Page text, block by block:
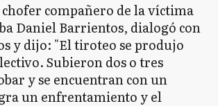
compañero de la víctima
Daniel Barrientos, dialogó con
y dijo: "El tiroteo se produjo
Subieron dos o tres
y se encuentran con un
un enfrentamiento y el